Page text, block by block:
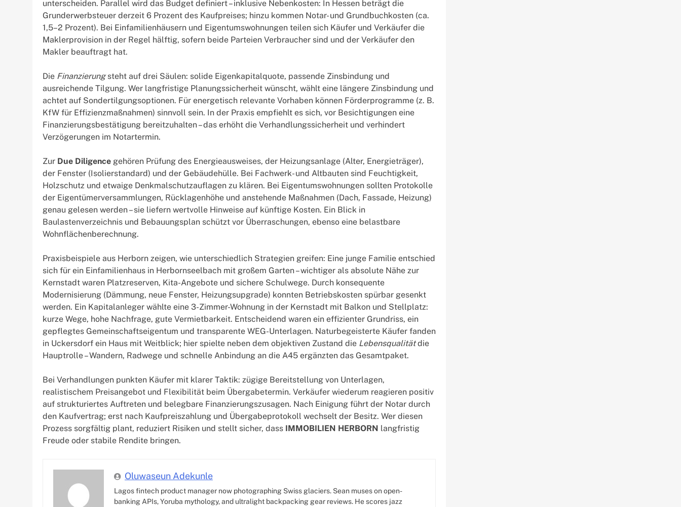
unterscheiden. Parallel wird das Budget definiert – inklusive Nebenkosten: In Hessen beträgt die
Grunderwerbsteuer derzeit 6 Prozent des Kaufpreises; hinzu kommen Notar- und Grundbuchkosten (ca.
1,5–2 Prozent). Bei Einfamilienhäusern und Eigentumswohnungen teilen sich Käufer und Verkäufer die
Maklerprovision in der Regel hälftig, sofern beide Parteien Verbraucher sind und der Verkäufer den
Makler beauftragt hat.
Die Finanzierungsteht auf drei Säulen: solide Eigenkapitalquote, passende Zinsbindung und
ausreichende Tilgung. Wer langfristige Planungssicherheit wünscht, wählt eine längere Zinsbindung und
achtet auf Sondertilgungsoptionen. Für energetisch relevante Vorhaben können Förderprogramme (z. B.
KfW für Effizienzmaßnahmen) sinnvoll sein. In der Praxis empfiehlt es sich, vor Besichtigungen eine
Finanzierungsbestätigung bereitzuhalten – das erhöht die Verhandlungssicherheit und verhindert
Verzögerungen im Notartermin.
Zur Due Diligence gehören Prüfung des Energieausweises, der Heizungsanlage (Alter, Energieträger),
der Fenster (Isolierstandard) und der Gebäudehülle. Bei Fachwerk- und Altbauten sind Feuchtigkeit,
Holzschutz und etwaige Denkmalschutzauflagen zu klären. Bei Eigentumswohnungen sollten Protokolle
der Eigentümerversammlungen, Rücklagenhöhe und anstehende Maßnahmen (Dach, Fassade, Heizung)
genau gelesen werden – sie liefern wertvolle Hinweise auf künftige Kosten. Ein Blick in
Baulastenverzeichnis und Bebauungsplan schützt vor Überraschungen, ebenso eine belastbare
Wohnflächenberechnung.
Praxisbeispiele aus Herborn zeigen, wie unterschiedlich Strategien greifen: Eine junge Familie entschied
sich für ein Einfamilienhaus in Herbornseelbach mit großem Garten – wichtiger als absolute Nähe zur
Kernstadt waren Platzreserven, Kita-Angebote und sichere Schulwege. Durch konsequente
Modernisierung (Dämmung, neue Fenster, Heizungsupgrade) konnten Betriebskosten spürbar gesenkt
werden. Ein Kapitalanleger wählte eine 3-Zimmer-Wohnung in der Kernstadt mit Balkon und Stellplatz:
kurze Wege, hohe Nachfrage, gute Vermietbarkeit. Entscheidend waren ein effizienter Grundriss, ein
gepflegtes Gemeinschaftseigentum und transparente WEG-Unterlagen. Naturbegeisterte Käufer fanden
in Uckersdorf ein Haus mit Weitblick; hier spielte neben dem objektiven Zustand die Lebensqualitätdie
Hauptrolle – Wandern, Radwege und schnelle Anbindung an die A45 ergänzten das Gesamtpaket.
Bei Verhandlungen punkten Käufer mit klarer Taktik: zügige Bereitstellung von Unterlagen,
realistischem Preisangebot und Flexibilität beim Übergabetermin. Verkäufer wiederum reagieren positiv
auf strukturiertes Auftreten und belegbare Finanzierungszusagen. Nach Einigung führt der Notar durch
den Kaufvertrag; erst nach Kaufpreiszahlung und Übergabeprotokoll wechselt der Besitz. Wer diesen
Prozess sorgfältig plant, reduziert Risiken und stellt sicher, dass IMMOBILIEN HERBORN langfristig
Freude oder stabile Rendite bringen.
Oluwaseun Adekunle
Lagos fintech product manager now photographing Swiss glaciers. Sean muses on open-
banking APIs, Yoruba mythology, and ultralight backpacking gear reviews. He scores jazz